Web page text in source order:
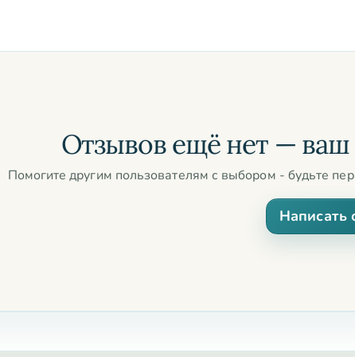
духовной практике. Чётки могут быть разной длинны, с
их Ему.
Ямараджи, забирающие души в ад, *не приходят* к
Отзывов ещё нет —
Помогите другим пользователям с выбором - будьте
Написать